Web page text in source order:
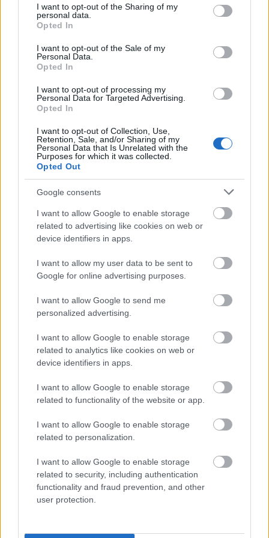
not limited to your visit or usage behaviour. You may click to
grant or deny consent to Google and its third-party tags to
use your data for below specified purposes in below Google
consent section.
I want to opt-out of the Sharing of my
personal data.
Opted In
I want to opt-out of the Sale of my
Personal Data.
Opted In
I want to opt-out of processing my
Personal Data for Targeted Advertising.
Opted In
I want to opt-out of Collection, Use,
Retention, Sale, and/or Sharing of my
Personal Data that Is Unrelated with the
Purposes for which it was collected.
Opted Out
Google consents
I want to allow Google to enable storage
related to advertising like cookies on web or
device identifiers in apps.
I want to allow my user data to be sent to
Google for online advertising purposes.
I want to allow Google to send me
personalized advertising.
I want to allow Google to enable storage
related to analytics like cookies on web or
device identifiers in apps.
I want to allow Google to enable storage
related to functionality of the website or app.
I want to allow Google to enable storage
related to personalization.
I want to allow Google to enable storage
related to security, including authentication
functionality and fraud prevention, and other
user protection.
edir
Qan təzyiqini azaldır
Ürək xəstəliyi riskini azaltmağa kömək edir
Ürək sağlamlığı simvolları və qida maddələri ilə canlı
kimçinin təsviri.
Daha çox məlumat və daha yüksək qətnamələr üçün
şəklə klikləyin və ya vurun.
Kimçi təbii həzm yardımı kimi
diqqət yetirən yeməklər üçün əladır. Kimçidəki
fermentasiya prosesi yaxşı probiotiklər yetişdirir. Bu
probiotiklər bağırsaq florasının tarazlığını
bağırsaq hərəkətlərinə kömək edə bilər. Tərkibində
bunu dəstəkləyən qida lifi var. Həmçinin qıcıqlanmış
bağırsaq sindromu (QBS) simptomlarına da kömək
edə bilər. Bir çox insan kimçi kimi fermentləşdirilmiş
qidalarla həzm problemlərindən rahatlıq tapır.